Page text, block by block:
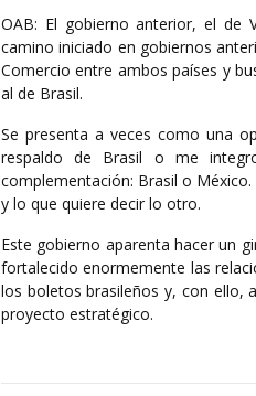
OAB: El gobierno anterior, el de
camino iniciado en gobiernos
Comercio entre ambos países y
al de Brasil.
Se presenta a veces como una
respaldo de Brasil o me
complementación: Brasil o
y lo que quiere decir lo otro.
Este gobierno aparenta hacer un
fortalecido enormemente las
los boletos brasileños y, con ello,
proyecto estratégico.